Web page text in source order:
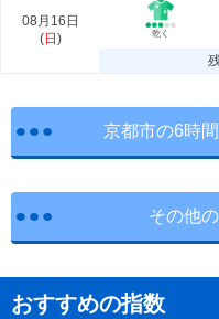
08月16日
(日 ) 乾く
京都市の6時
その他
おすすめの指数